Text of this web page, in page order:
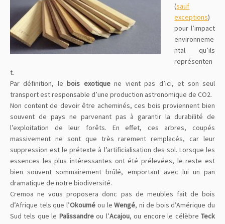
(sauf
exceptions)
pour l’impact
environneme
ntal qu’ils
représenten
t.
Par définition, lebois exotiquene vient pas d’ici, et son seul
transport est responsable d’une production astronomique de CO2.
Non content de devoir être acheminés, ces bois proviennent bien
souvent de pays ne parvenant pas à garantir la durabilité de
l’exploitation de leur forêts. En effet, ces arbres, coupés
massivement ne sont que très rarement remplacés, car leur
suppression est le prétexte à l’artificialisation des sol. Lorsque les
essences les plus intéressantes ont été prélevées, le reste est
bien souvent sommairement brûlé, emportant avec lui un pan
dramatique de notre biodiversité.
Cremoa ne vous proposera donc pas de meubles fait de bois
d’Afrique tels que l’Okoumé ou leWengé, ni de bois d’Amérique du
Sud tels que le Palissandreou l’Acajou, ou encore le célèbreTeck